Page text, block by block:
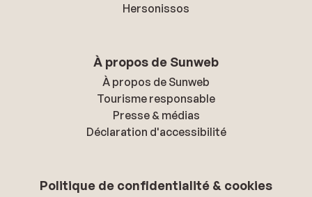
Hersonissos
À propos de Sunweb
À propos de Sunweb
Tourisme responsable
Presse & médias
Déclaration d'accessibilité
Politique de confidentialité & cookies